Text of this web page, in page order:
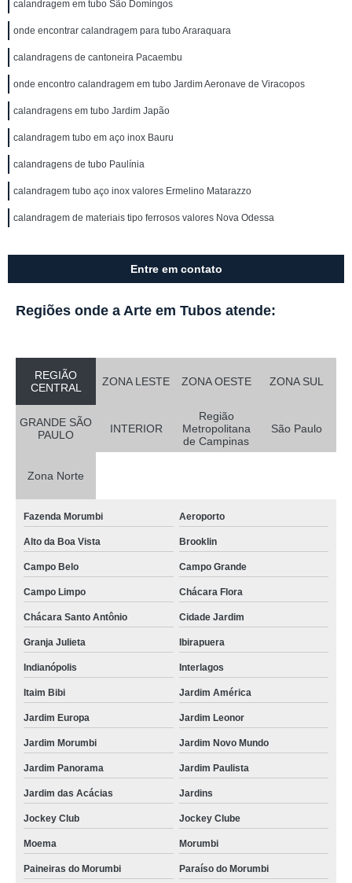
calandragem em tubo São Domingos
onde encontrar calandragem para tubo Araraquara
calandragens de cantoneira Pacaembu
onde encontro calandragem em tubo Jardim Aeronave de Viracopos
calandragens em tubo Jardim Japão
calandragem tubo em aço inox Bauru
calandragens de tubo Paulínia
calandragem tubo aço inox valores Ermelino Matarazzo
calandragem de materiais tipo ferrosos valores Nova Odessa
Entre em contato
Regiões onde a Arte em Tubos atende:
REGIÃO
CENTRAL
ZONA LESTE ZONA OESTE ZONA SUL
GRANDE SÃO
PAULO
INTERIOR
Região
Metropolitana
de Campinas
São Paulo
Zona Norte
Fazenda Morumbi Aeroporto
Alto da Boa Vista Brooklin
Campo Belo Campo Grande
Campo Limpo Chácara Flora
Chácara Santo Antônio Cidade Jardim
Granja Julieta Ibirapuera
Indianópolis Interlagos
Itaim Bibi Jardim América
Jardim Europa Jardim Leonor
Jardim Morumbi Jardim Novo Mundo
Jardim Panorama Jardim Paulista
Jardim das Acácias Jardins
Jockey Club Jockey Clube
Moema Morumbi
Paineiras do Morumbi Paraíso do Morumbi